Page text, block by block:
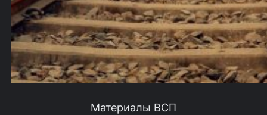
Материалы ВСП